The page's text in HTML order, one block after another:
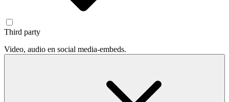
Third party
Video, audio en social media-embeds.